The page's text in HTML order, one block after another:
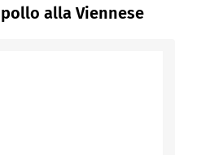
alla Viennese